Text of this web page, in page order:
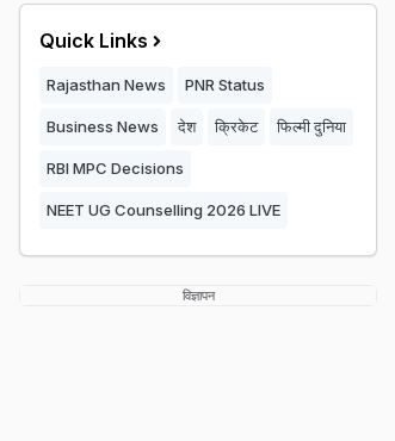
Quick Links
Rajasthan News PNR Status
Business News देश क्रिकेट फिल्मी दुनिया
RBI MPC Decisions
NEET UG Counselling 2026 LIVE
विज्ञापन